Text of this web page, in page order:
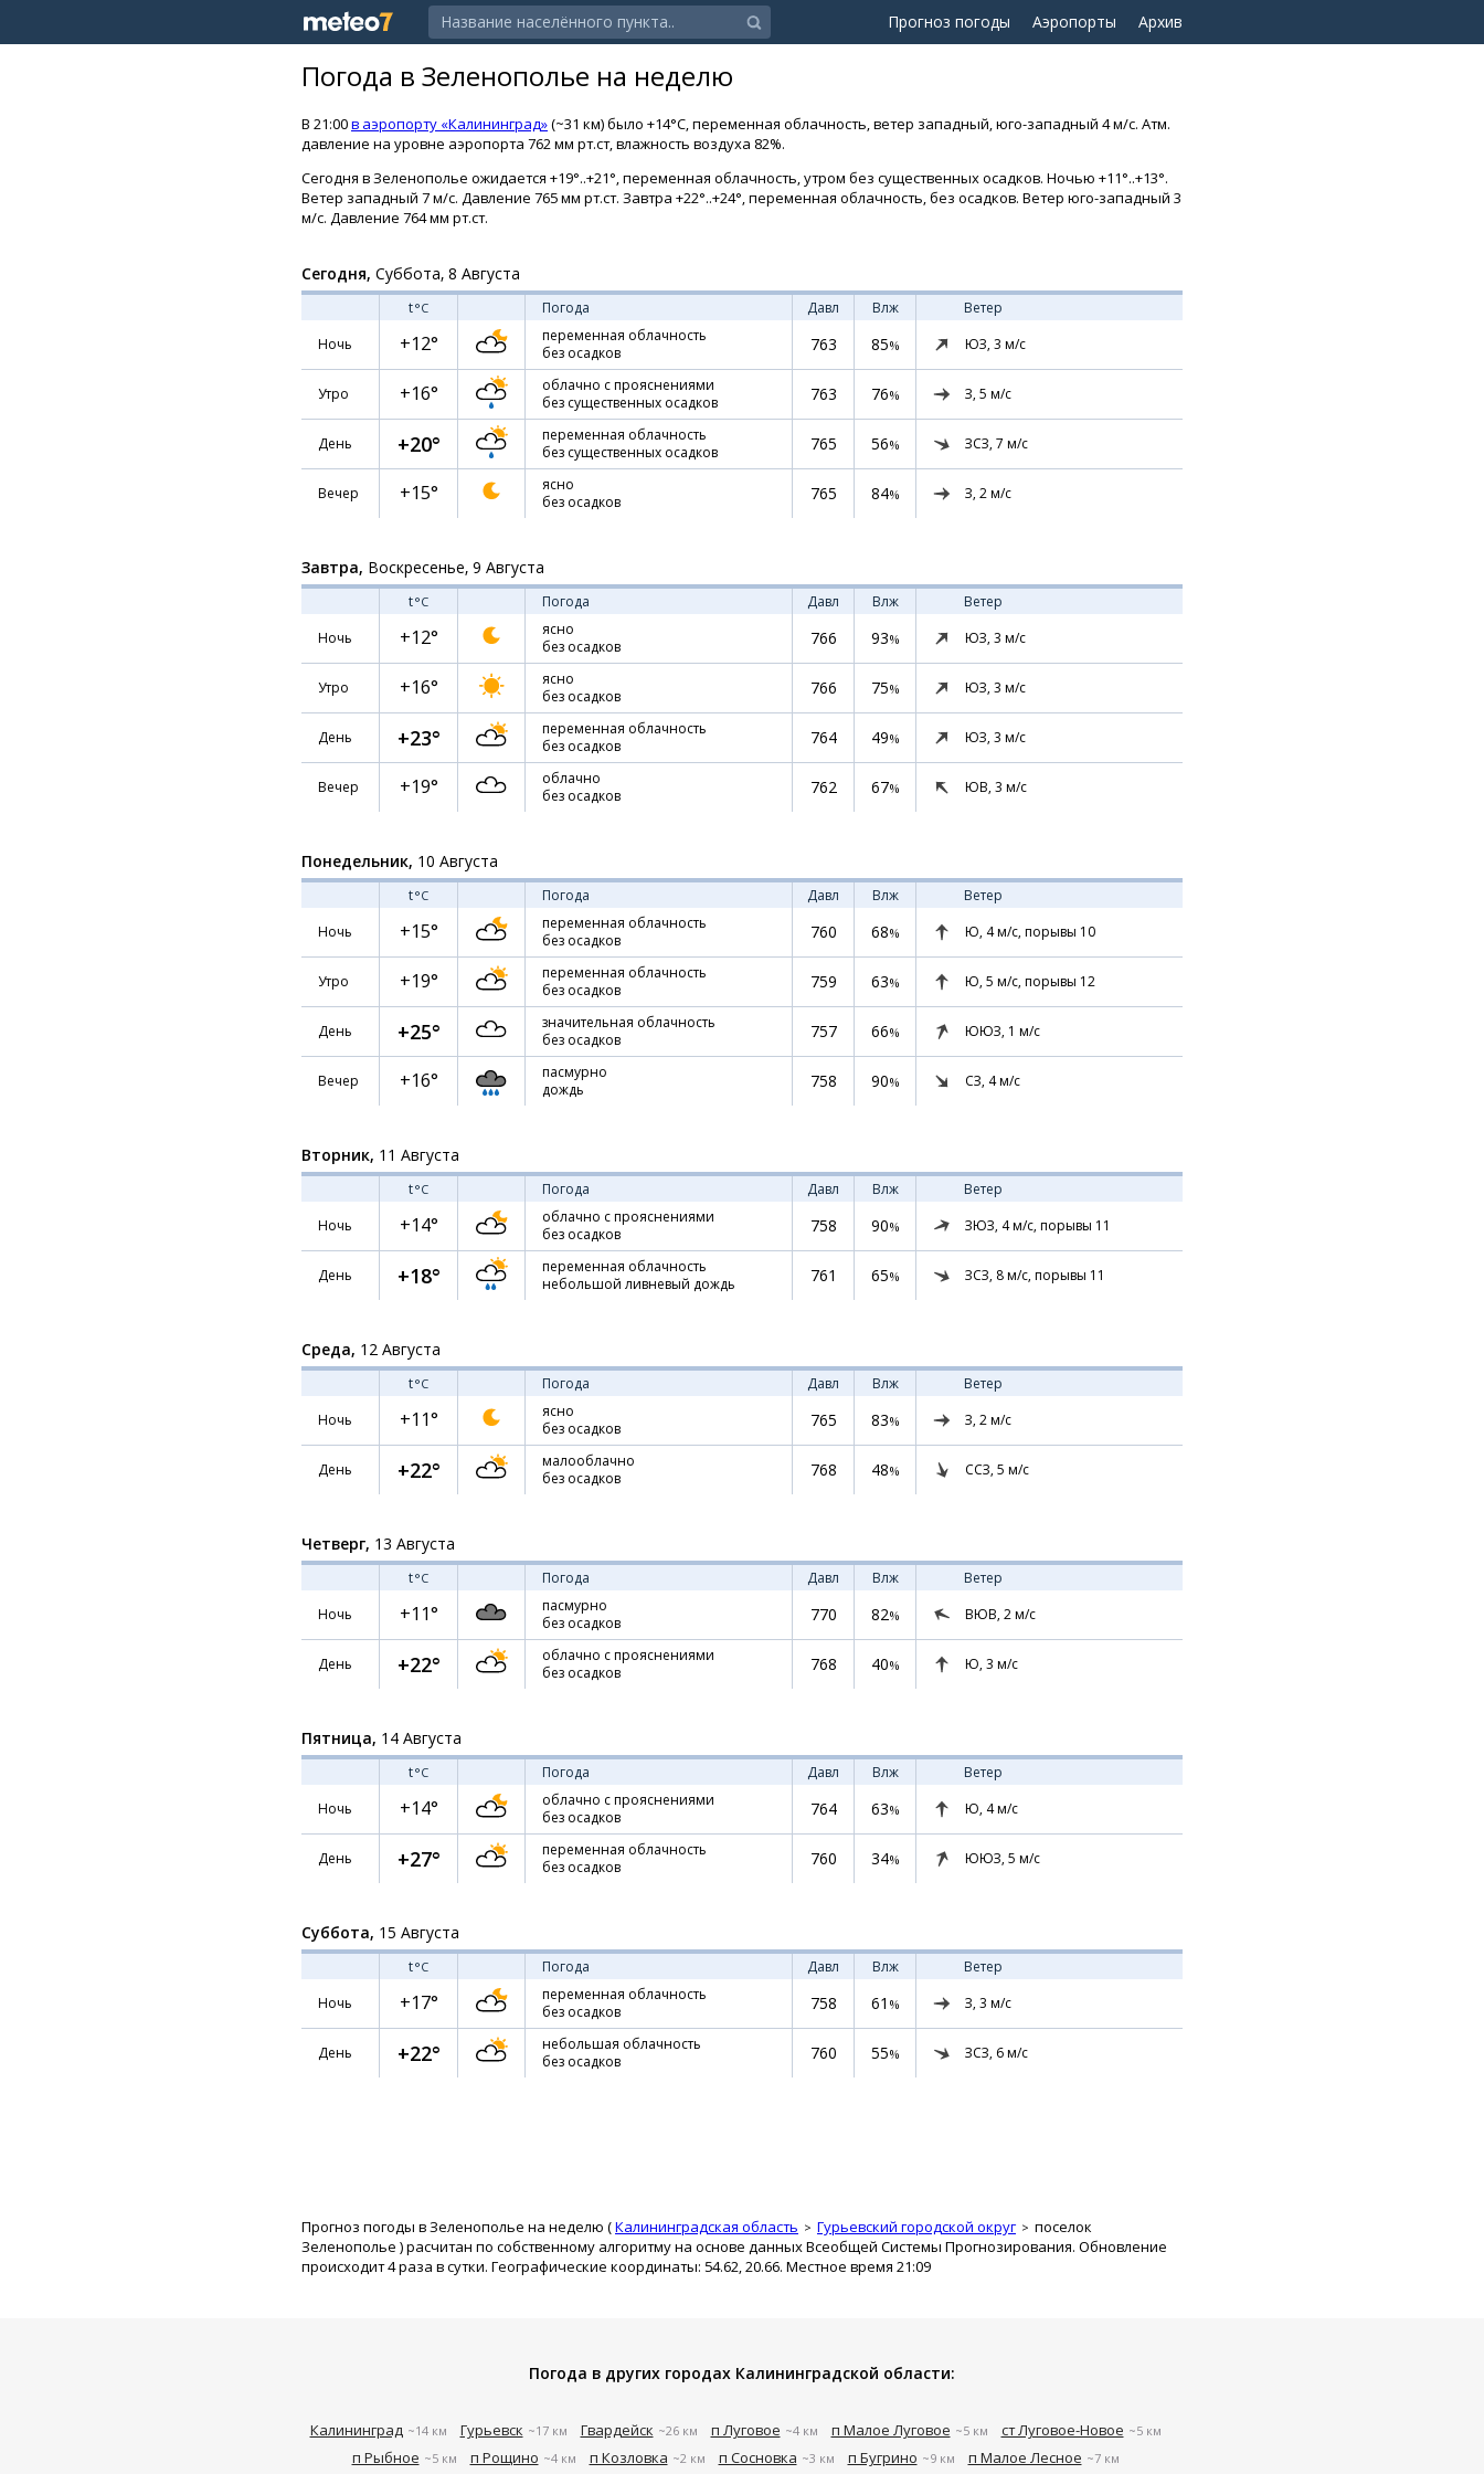
Прогноз погоды Аэропорты Архив
Погода в Зеленополье на неделю
В 21:00в аэропорту «Калининград»(~31 км) было +14°C, переменная облачность, ветер западный, юго-западный 4 м/с. Атм.
давление на уровне аэропорта 762 мм рт.ст, влажность воздуха 82%.
Сегодня в Зеленополье ожидается +19°..+21°, переменная облачность, утром без существенных осадков. Ночью +11°..+13°.
Ветер западный 7 м/с. Давление 765 мм рт.ст. Завтра +22°..+24°, переменная облачность, без осадков. Ветер юго-западный 3
м/с. Давление 764 мм рт.ст.
Сегодня, Суббота, 8 Августа
t°C Погода Давл Влж
Ветер
Ночь
+12°
переменная облачность
без осадков
763 85% ЮЗ, 3 м/с
Утро +16°
облачно с прояснениями
без существенных осадков
763 76% З, 5 м/с
День +20°
переменная облачность
без существенных осадков
765 56% ЗСЗ, 7 м/с
Вечер +15°
ясно
без осадков
765 84% З, 2м/с
Завтра, Воскресенье, 9 Августа
t°C Погода Давл Влж
Ветер
Ночь
+12°
ясно
без осадков
766 93% ЮЗ, 3 м/с
Утро +16°
ясно
без осадков
766 75% ЮЗ, 3 м/с
День +23°
переменная облачность
без осадков
764 49% ЮЗ, 3 м/с
Вечер +19°
облачно
без осадков
762 67% ЮВ, 3 м/с
Понедельник, 10 Августа
t°C Погода Давл Влж
Ветер
Ночь
+15°
переменная облачность
без осадков
760 68% Ю, 4м/с, порывы 10
Утро +19°
переменная облачность
без осадков
759 63% Ю, 5 м/с, порывы 12
День +25°
значительная облачность
без осадков
757 66% ЮЮЗ, 1 м/с
Вечер +16°
пасмурно
дождь
758 90% СЗ, 4м/с
Вторник, 11 Августа
t°C Погода Давл Влж
Ветер
Ночь
+14°
облачно с прояснениями
без осадков
758 90% ЗЮЗ, 4м/с, порывы 11
День +18°
переменная облачность
небольшой ливневый дождь
761 65% ЗСЗ, 8м/с, порывы 11
Среда, 12 Августа
t°C Погода Давл Влж
Ветер
Ночь
+11°
ясно
без осадков
765 83% З, 2м/с
День +22°
малооблачно
без осадков
768 48% ССЗ, 5 м/с
Четверг, 13 Августа
t°C Погода Давл Влж
Ветер
Ночь
+11°
пасмурно
без осадков
770 82% ВЮВ, 2м/с
День +22°
облачно с прояснениями
без осадков
768 40% Ю, 3 м/с
Пятница, 14 Августа
t°C Погода Давл Влж
Ветер
Ночь
+14°
облачно с прояснениями
без осадков
764 63% Ю, 4м/с
День +27°
переменная облачность
без осадков
760 34% ЮЮЗ, 5 м/с
Суббота, 15 Августа
t°C Погода Давл Влж
Ветер
Ночь
+17°
переменная облачность
без осадков
758 61 % З, 3 м/с
День +22°
небольшая облачность
без осадков
760 55% ЗСЗ, 6м/с
Прогноз погоды в Зеленополье на неделю (Калининградская область Гурьевский городской округ
поселок
Зеленополье ) расчитан по собственному алгоритму на основе данных Всеобщей Системы Прогнозирования. Обновление
происходит 4 раза в сутки. Географические координаты: 54.62, 20.66. Местное время 21:09
Погода в других городах Калининградской области:
Калининград ~14 км Гурьевск ~17 км Гвардейск ~26 км п Луговое ~4 км п Малое Луговое ~5 км ст Луговое-Новое ~5 км
п Рыбное ~5 км п Рощино ~4 км п Козловка ~2 км п Сосновка ~3 км п Бугрино ~9 км п Малое Лесное ~7 км